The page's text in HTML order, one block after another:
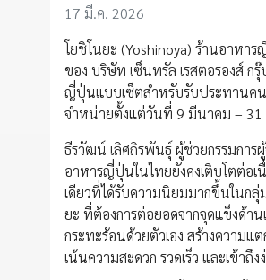
17 มี.ค. 2026
โยชิโนยะ (Yoshinoya) ร้านอาหา
ของ บริษัท เซ็นทรัล เรสตอรองส์ ก
ญี่ปุ่นแบบเซ็ตสำหรับรับประทานคน
จำหน่ายตั้งแต่วันที่ 9 มีนาคม – 31
ธีรวัฒน์ เลิศถิรพันธุ์ ผู้ช่วยกรรมการ
อาหารญี่ปุ่นในไทยยังคงเติบโตต่อ
เดียวที่ได้รับความนิยมมากขึ้นในกลุ่
ยะ ที่ต้องการต่อยอดจากจุดแข็งด้า
กระทะร้อนด้วยตัวเอง สร้างความแ
เน้นความสะดวก รวดเร็ว และเข้าถึง